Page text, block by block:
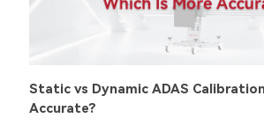
Static vs Dynamic ADAS
Accurate?